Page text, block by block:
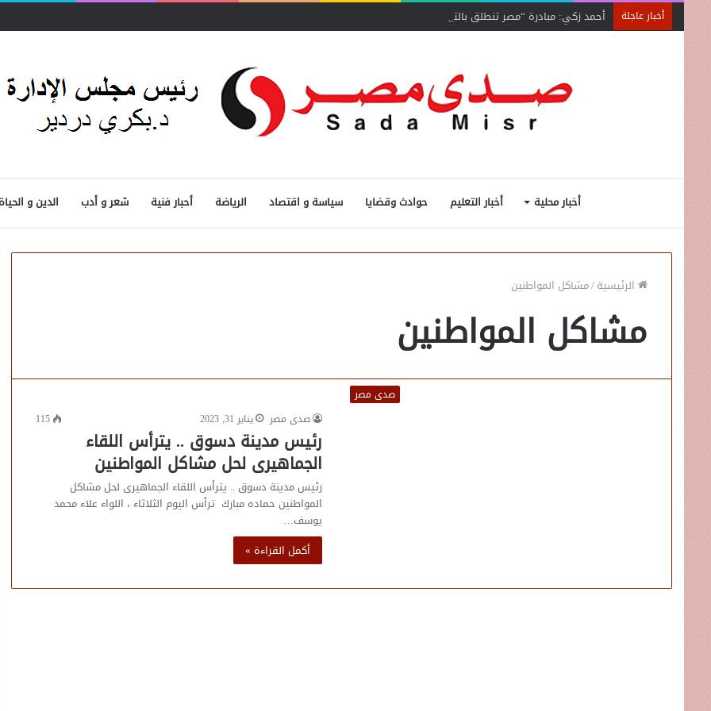
أخبار عاجلة أحمد زكي: مبادرة “مصر تنطلق بالتصدير”
أخبار محلية أخبار التعليم حوادث وقضايا سياسة و اقتصاد الرياضة أحبار فنية شعر و أدب الدين و الحياة
الرئيسية/مشاكل المواطنين
مشاكل المواطنين
صدى مصر
صدى مصر
يناير 31, 2023 115
رئيس مدينة دسوق .. يترأس اللقاء
الجماهيرى لحل مشاكل المواطنين
رئيس مدينة دسوق .. يترأس اللقاء الجماهيرى لحل مشاكل
المواطنين حماده مبارك ترأس اليوم الثلاثاء ، اللواء علاء محمد
يوسف…
أكمل القراءة »